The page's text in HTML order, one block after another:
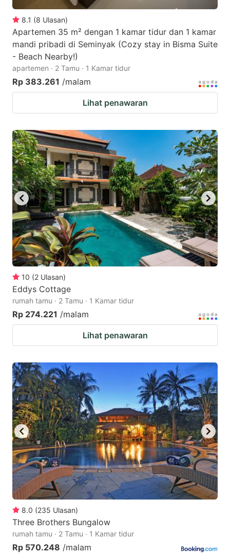
8.1 (8 Ulasan)
Apartemen 35 m² dengan 1 kamar tidur dan 1 kamar
mandi pribadi di Seminyak (Cozy stay in Bisma Suite
- Beach Nearby!)
apartemen · 2 Tamu · 1 Kamar tidur
Rp 383.261 /malam
Lihat penawaran
10 (2 Ulasan)
Eddys Cottage
rumah tamu · 2 Tamu · 1 Kamar tidur
Rp 274.221 /malam
Lihat penawaran
8.0 (235 Ulasan)
Three Brothers Bungalow
rumah tamu · 2 Tamu · 1 Kamar tidur
Rp 570.248 /malam